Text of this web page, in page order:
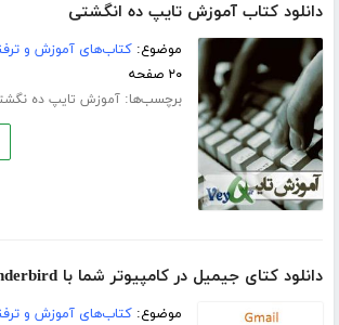
دانلود کتاب آموزش تایپ ده انگشتی
موضوع:کتاب‌های آموزش و
۲۰ صفحه
برچسب‌ها:آموزش تایپ ده‌
دانلود کتای جیمیل در کامپیوتر شما با Thunderbird
موضوع:کتاب‌های آموزش و